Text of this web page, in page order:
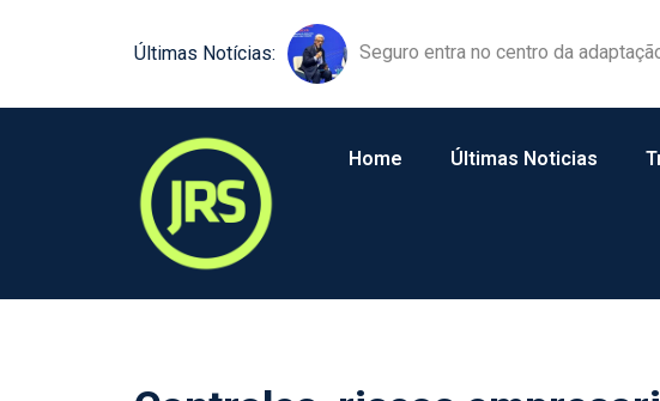
Últimas Notícias: Equipamentos agrícolas ganham
Home Últimas Noticias